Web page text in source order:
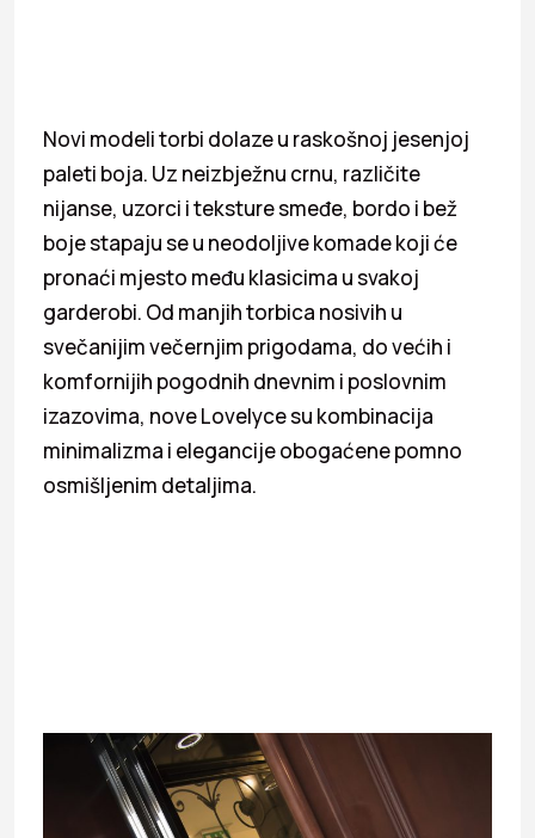
Novi modeli torbi dolaze u raskošnoj jesenjoj
paleti boja. Uz neizbježnu crnu, različite
nijanse, uzorci i teksture smeđe, bordo i bež
boje stapaju se u neodoljive komade koji će
pronaći mjesto među klasicima u svakoj
garderobi. Od manjih torbica nosivih u
svečanijim večernjim prigodama, do većih i
komfornijih pogodnih dnevnim i poslovnim
izazovima, nove Lovelyce su kombinacija
minimalizma i elegancije obogaćene pomno
osmišljenim detaljima.